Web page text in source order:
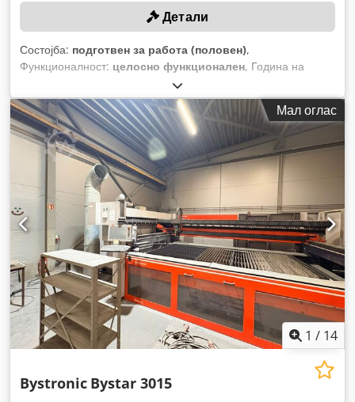
Детали
Состојба: подготвен за работа (половен),
Функционалност: целосно функционален, Година на
, работни часови:
возило:R1519130, максимална дебелина на челичен лим:
20 мм, максимална дебелина на лим од не'рѓосувачки
челик:20 мм, растојание на движење на Х-оската: 3.000
мм, Опрема:екстракција на прав, ладилна единица,
Мал оглас
1 / 14
Bystronic Bystar 3015